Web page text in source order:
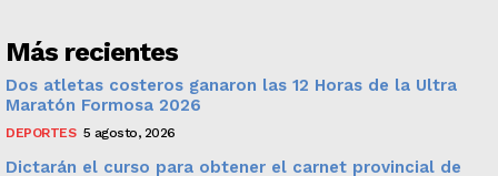
Más recientes
Dos atletas costeros ganaron las 12 Horas de la Ultra
Maratón Formosa 2026
DEPORTES 5 agosto, 2026
Dictarán el curso para obtener el carnet provincial de